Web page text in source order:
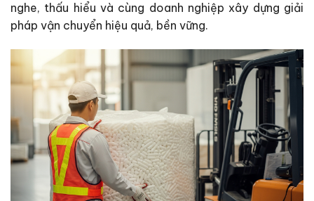
nghe, thấu hiểu và cùng doanh nghiệp xây dựng giải
pháp vận chuyển hiệu quả, bền vững.